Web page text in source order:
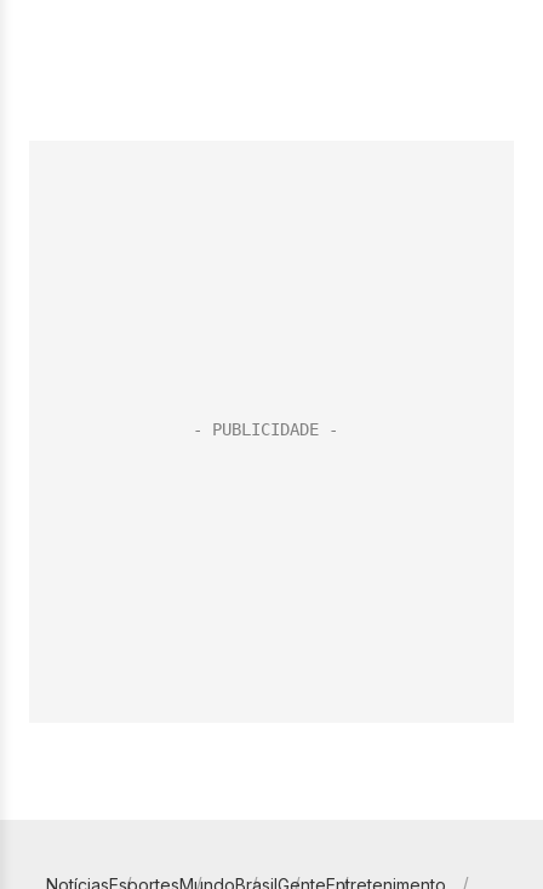
NotíciasEsportesMundoBrasilGenteEntretenimento